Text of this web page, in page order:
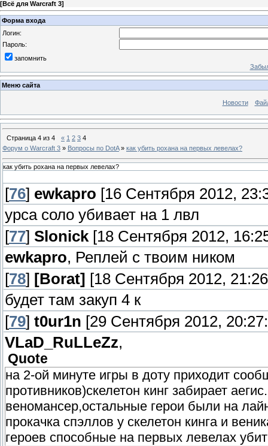
[Всё для Warcraft 3]
Форма входа
Логин:
Пароль:
запомнить
Меню сайта
Новости
Страница 4 из 4 « 1 2 3 4
Форум о Warcraft 3 » Вопросы по DotA » как убить рохана на первых левелах?
как убить рохана на первых левелах?
[76] ewkapro [16 Сентября 2012,
урса соло убивает на 1 лвл
[77] Slonick [18 Сентября 2012,
ewkapro, Реплей с твоим ником
[78] [Borat] [18 Сентября 2012,
будет там закуп 4 к
[79] t0ur1n [29 Сентября 2012,
VLaD_RuLLeZz,
Quote
на 2-ой минуте игры в доту приходит
противников)скелетон кинг забирает
веномансер,остальные герои были на
прокачка спэллов у скелетон кинга и
героев способные на первых левелах